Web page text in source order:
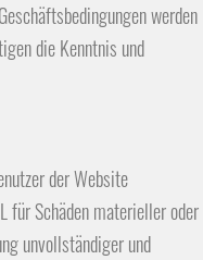
werden
die Kenntnis und
der Website
für Schäden materieller oder
unvollständiger und